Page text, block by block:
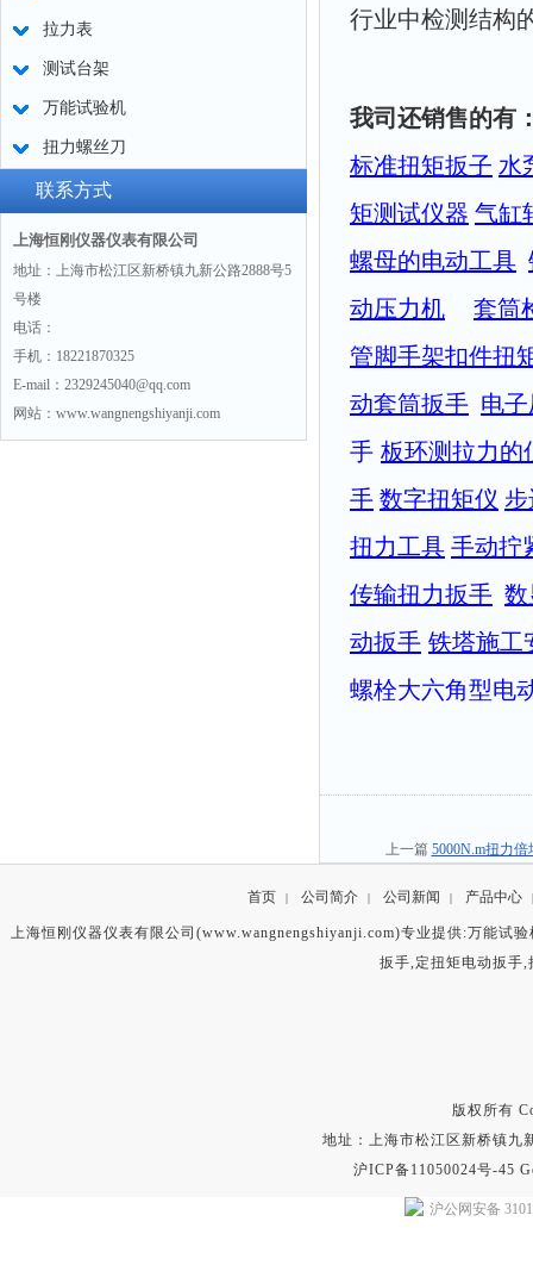
拉力表
测试台架
万能试验机
扭力螺丝刀
联系方式
上海恒刚仪器仪表有限公司
地址：上海市松江区新桥镇九新公路2888号5
号楼
电话：
手机：18221870325
E-mail：2329245040@qq.com
网站：www.wangnengshiyanji.com
行业中检测结构
我司还销售的有
标准扭矩扳子 水
矩测试仪器 气缸
螺母的电动工具
动压力机
套筒
管脚手架扣件扭
动套筒扳手 电
手 板环测拉力的
手 数字扭矩仪
扭力工具 手动拧
传输扭力扳手 数
动扳手 铁塔施工
螺栓大六角型电
上一篇 5000N.m扭力
首页 | 公司简介 | 公司新闻 | 产品中心 |
上海恒刚仪器仪表有限公司(www.wangnengshiyanji.com)专业提供:万能试验
扳手, 定扭矩电动扳手,
版权所有
地址：上海市松江区新桥镇九
沪ICP备11050024号-45
沪公网安备